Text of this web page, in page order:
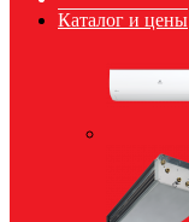
Каталог и цены